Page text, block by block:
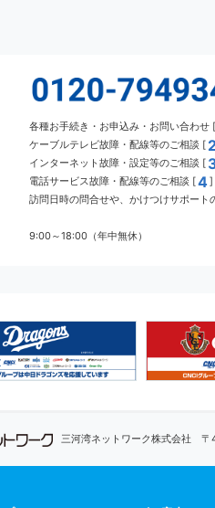
各種お手続き・お申込み・お問い合わせ [
ケーブルテレビ故障・配線等のご相談 [
インターネット故障・設定等のご相談 [
電話サービス故障・配線等のご相談 [4]
訪問日時の問合せや、かけつけサポート
9:00～18:00（年中無休）
三河湾ネットワーク株式会社 〒